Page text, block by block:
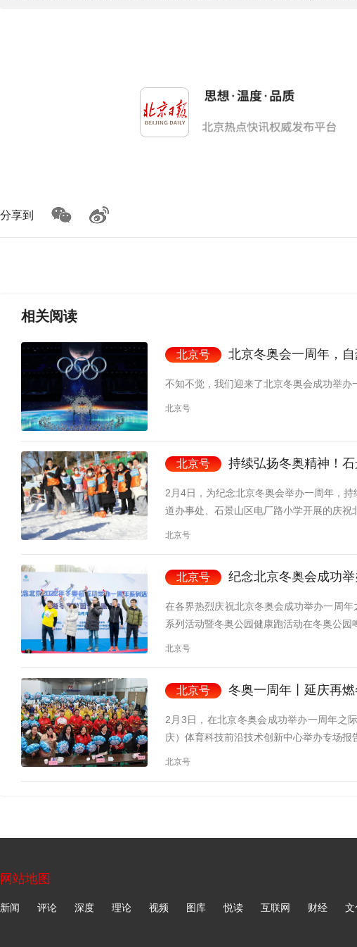
分享到
相关阅读
北京号 北京冬奥会一周年，
不知不觉，我们迎来了北京冬奥会成功举办
北京号
北京号 持续弘扬冬奥精神！石
2月4日，为纪念北京冬奥会举办一周年，
道办事处、石景山区电厂路小学开展的庆祝
北京号
北京号 纪念北京冬奥会成功
在各界热烈庆祝北京冬奥会成功举办一周
系列活动暨冬奥公园健康跑活动在冬奥公园
北京号
北京号 冬奥一周年丨延庆再燃冬奥激情，奋
2月3日，在北京冬奥会成功举办一周年之
庆）体育科技前沿技术创新中心举办专场报
北京号
网站地图
新闻 评论 深度 理论 视频 图库 悦读 互联网 财经 文